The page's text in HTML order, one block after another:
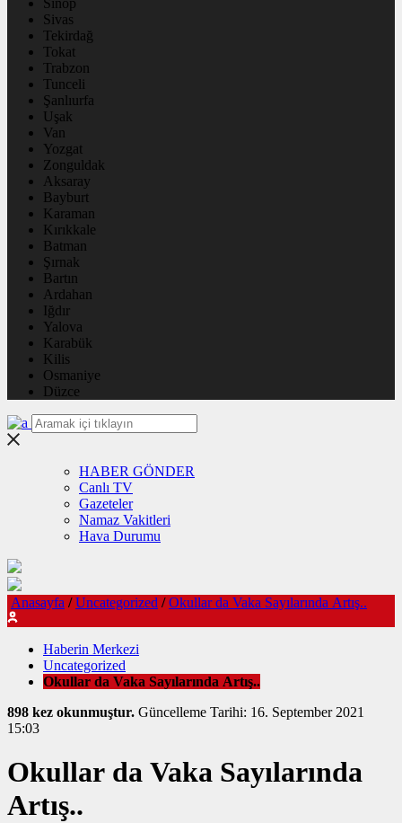
Sinop
Sivas
Tekirdağ
Tokat
Trabzon
Tunceli
Şanlıurfa
Uşak
Van
Yozgat
Zonguldak
Aksaray
Bayburt
Karaman
Kırıkkale
Batman
Şırnak
Bartın
Ardahan
Iğdır
Yalova
Karabük
Kilis
Osmaniye
Düzce
HABER GÖNDER
Canlı TV
Gazeteler
Namaz Vakitleri
Hava Durumu
Anasayfa / Uncategorized / Okullar da Vaka Sayılarında Artış..
Haberin Merkezi
Uncategorized
Okullar da Vaka Sayılarında Artış..
898 kez okunmuştur. Güncelleme Tarihi: 16. September 2021
15:03
Okullar da Vaka Sayılarında
Artış..